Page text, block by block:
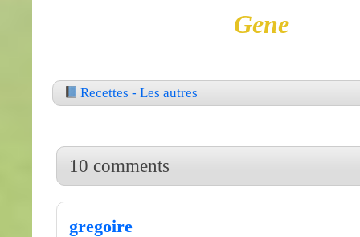
Gene
Recettes - Les autres
10 comments
gregoire